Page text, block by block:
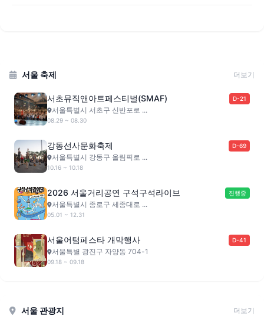
서울 축제 더보기
서초뮤직앤아트페스티벌(SMAF) D-21
서울특별시 서초구 신반포로 ...
08.29 ~ 08.30
강동선사문화축제 D-69
서울특별시 강동구 올림픽로 ...
10.16 ~ 10.18
2026 서울거리공연 구석구석라이브 진행중
서울특별시 종로구 세종대로 ...
05.01 ~ 12.31
서울어텀페스타 개막행사 D-41
서울특별 광진구 자양동 704-1
09.18 ~ 09.18
서울 관광지 더보기